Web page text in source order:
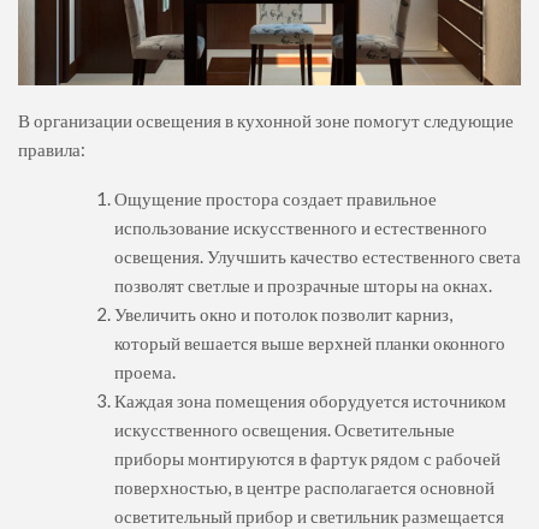
В организации освещения в кухонной зоне помогут следующие
правила:
Ощущение простора создает правильное
использование искусственного и естественного
освещения. Улучшить качество естественного света
позволят светлые и прозрачные шторы на окнах.
Увеличить окно и потолок позволит карниз,
который вешается выше верхней планки оконного
проема.
Каждая зона помещения оборудуется источником
искусственного освещения. Осветительные
приборы монтируются в фартук рядом с рабочей
поверхностью, в центре располагается основной
осветительный прибор и светильник размещается